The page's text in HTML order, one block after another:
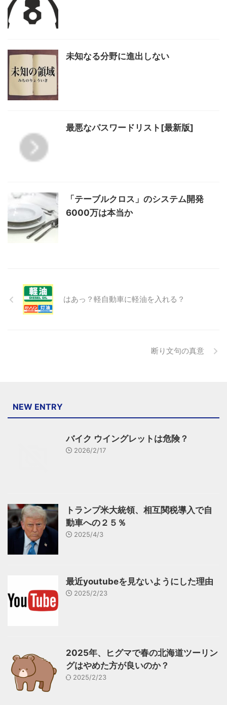
未知なる分野に進出しない
最悪なパスワードリスト[最新版]
「テーブルクロス」のシステム開発
6000万は本当か
はあっ？軽自動車に軽油を入れる？
断り文句の真意
NEW ENTRY
バイク ウイングレットは危険？
2026/2/17
トランプ米大統領、相互関税導入で自
動車への２５％
2025/4/3
最近youtubeを見ないようにした理由
2025/2/23
2025年、ヒグマで春の北海道ツーリン
グはやめた方が良いのか？
2025/2/23